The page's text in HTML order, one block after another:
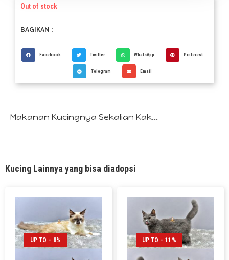
Out of stock
BAGIKAN :
Facebook Twitter WhatsApp Pinterest
Telegram Email
Makanan Kucingnya Sekalian Kak...
Kucing Lainnya yang bisa diadopsi
UP TO - 8% UP TO - 11%